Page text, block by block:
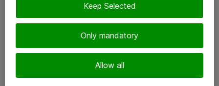
Only mandatory
Allow all
Keep Selected